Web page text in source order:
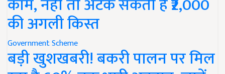
की अगली किस्त
Government Scheme
बड़ी खुशखबरी! बकरी पालन पर मिल